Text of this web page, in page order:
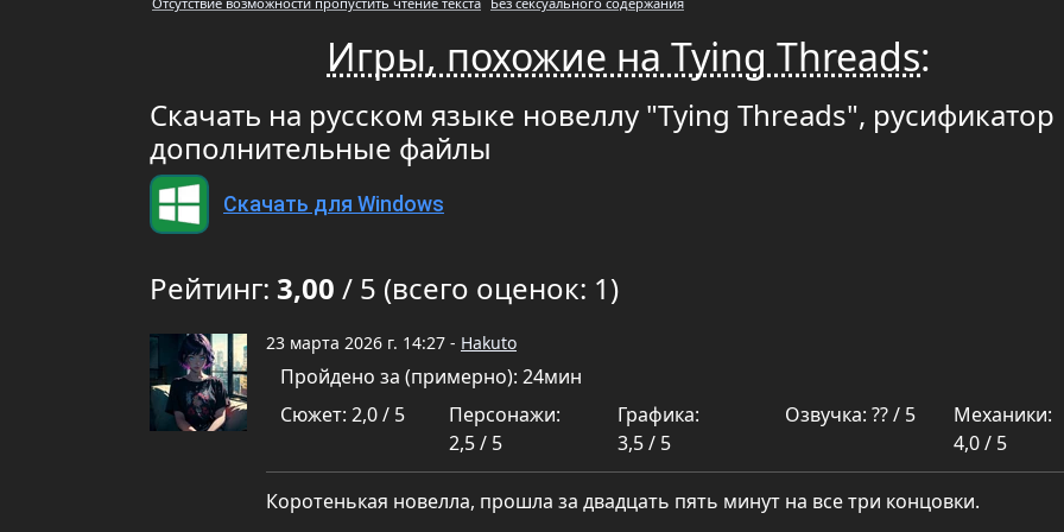
Игры, похожие на Tying Threads:
Скачать на русском языке новеллу "Tying Threads", русификатор
дополнительные файлы
Скачать для Windows
Рейтинг: 3,00 / 5 (всего оценок: 1)
23 марта 2026 г. 14:27 - Hakuto
Пройдено за (примерно): 24мин
Сюжет: 2,0 / 5
Персонажи:
2,5 / 5
Графика:
3,5 / 5
Озвучка: ?? / 5
Механики:
4,0 / 5
Коротенькая новелла, прошла за двадцать пять минут на все три концовки.